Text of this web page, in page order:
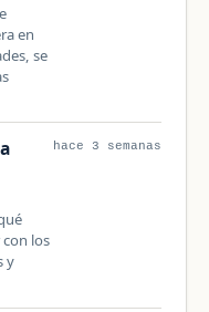
en
se
los
y
hace 3 semanas